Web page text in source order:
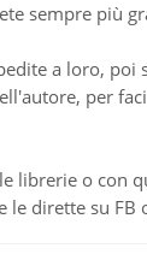
sempre più
a loro,
per
librerie o con
dirette su